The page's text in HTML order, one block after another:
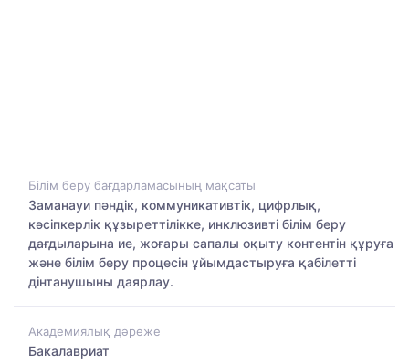
Білім беру бағдарламасының мақсаты
Заманауи пәндік, коммуникативтік, цифрлық,
кәсіпкерлік құзыреттілікке, инклюзивті білім беру
дағдыларына ие, жоғары сапалы оқыту контентін құруға
және білім беру процесін ұйымдастыруға қабілетті
дінтанушыны даярлау.
Академиялық дәреже
Бакалавриат